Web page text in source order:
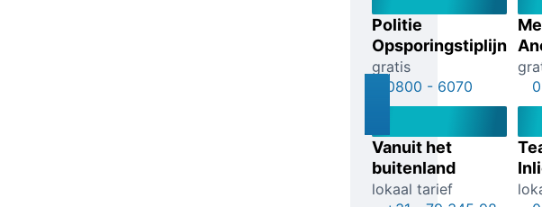
Politie
Opsporingstiplijn
gratis
0800 - 6070
Vanuit het
buitenland
lokaal tarief